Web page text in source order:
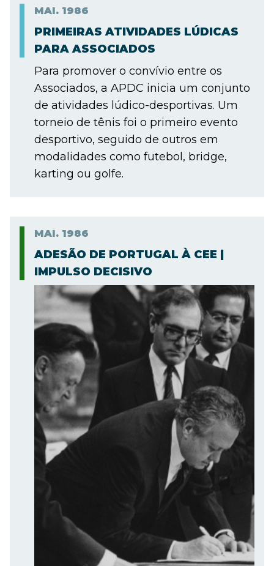
MAI. 1986
PRIMEIRAS ATIVIDADES LÚDICAS
PARA ASSOCIADOS
Para promover o convívio entre os
Associados, a APDC inicia um conjunto
de atividades lúdico-desportivas. Um
torneio de tênis foi o primeiro evento
desportivo, seguido de outros em
modalidades como futebol, bridge,
karting ou golfe.
MAI. 1986
ADESÃO DE PORTUGAL À CEE |
IMPULSO DECISIVO